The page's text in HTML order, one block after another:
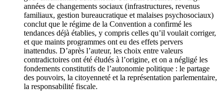
années de changements sociaux (infrastructures, revenus
familiaux, gestion bureaucratique et malaises psychosociaux)
conclut que le régime de la Convention a confirmé les
tendances déjà établies, y compris celles qu’il voulait corriger,
et que maints programmes ont eu des effets pervers
inattendus. D’après l’auteur, les choix entre valeurs
contradictoires ont été éludés à l’origine, et on a négligé les
fondements constitutifs de l’autonomie politique : le partage
des pouvoirs, la citoyenneté et la représentation parlementaire,
la responsabilité fiscale.